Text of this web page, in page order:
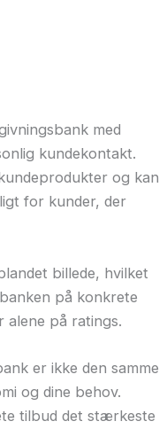
med
kundekontakt.
og kan
for kunder, der
billede, hvilket
på konkrete
på ratings.
er ikke den samme
og dine behov.
tilbud det stærkeste